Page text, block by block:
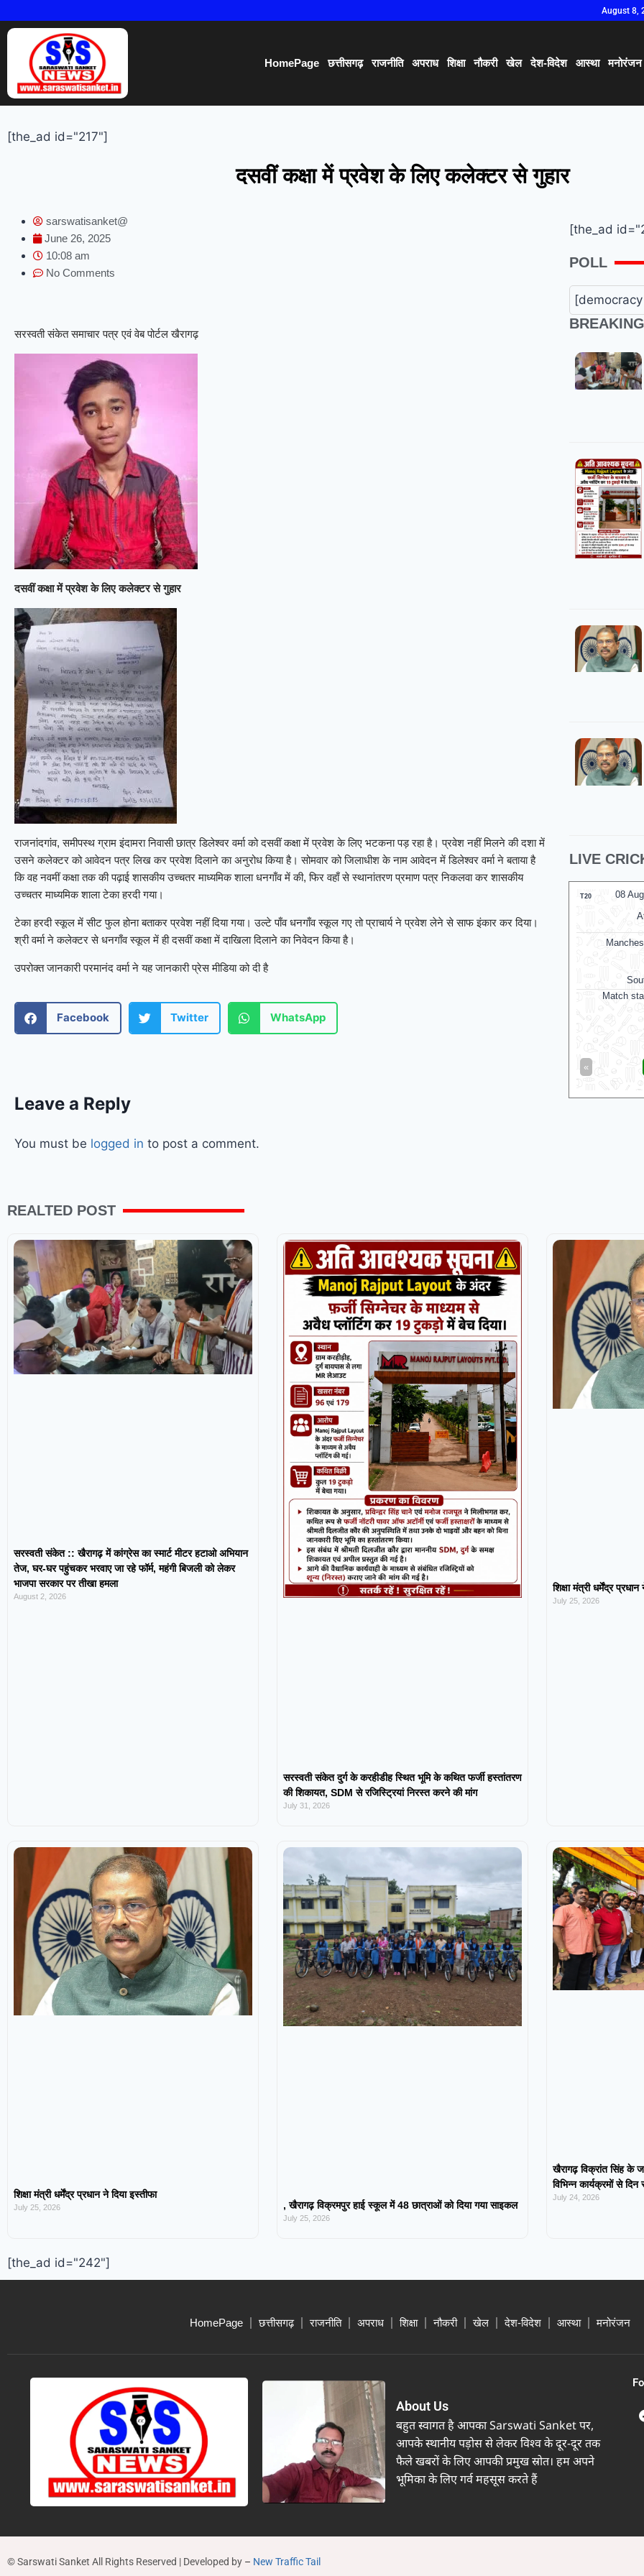
August 8,
HomePage छत्तीसगढ़ राजनीति अपराध शिक्षा नौकरी खेल देश-विदेश आस्था मनोरंजन
[the_ad id="217"]
दसवीं कक्षा में प्रवेश के लिए कलेक्टर से गुहार
sarswatisanket@
June 26, 2025
10:08 am
No Comments
सरस्वती संकेत समाचार पत्र एवं वेब पोर्टल खैरागढ़
दसवीं कक्षा में प्रवेश के लिए कलेक्टर से गुहार
राजनांदगांव, समीपस्थ ग्राम इंदामरा निवासी छात्र डिलेश्वर वर्मा को दसवीं कक्षा में प्रवेश के लिए भटकना पड़ रहा है। प्रवेश नहीं मिलने की दशा में
उसने कलेक्टर को आवेदन पत्र लिख कर प्रवेश दिलाने का अनुरोध किया है। सोमवार को जिलाधीश के नाम आवेदन में डिलेश्वर वर्मा ने बताया है
कि वह नवमीं कक्षा तक की पढ़ाई शासकीय उच्चतर माध्यमिक शाला धनगाँव में की, फिर वहाँ से स्थानांतरण प्रमाण पत्र निकलवा कर शासकीय
उच्चतर माध्यमिक शाला टेका हरदी गया।
टेका हरदी स्कूल में सीट फुल होना बताकर प्रवेश नहीं दिया गया। उल्टे पाँव धनगाँव स्कूल गए तो प्राचार्य ने प्रवेश लेने से साफ इंकार कर दिया।
श्री वर्मा ने कलेक्टर से धनगाँव स्कूल में ही दसवीं कक्षा में दाखिला दिलाने का निवेदन किया है।
उपरोक्त जानकारी परमानंद वर्मा ने यह जानकारी प्रेस मीडिया को दी है
Facebook Twitter WhatsApp
Leave a Reply
You must be logged in to post a comment.
[the_ad
POLL
LIVE
08
T20
Match
«
REALTED POST
सरस्वती संकेत :: खैरागढ़ में कांग्रेस का स्मार्ट मीटर हटाओ अभियान
तेज, घर-घर पहुंचकर भरवाए जा रहे फॉर्म, महंगी बिजली को लेकर
भाजपा सरकार पर तीखा हमला
August 2, 2026
सरस्वती संकेत दुर्ग के करहीडीह स्थित भूमि के कथित फर्जी हस्तांतरण
की शिकायत, SDM से रजिस्ट्रियां निरस्त करने की मांग
July 31, 2026
शिक्षा मंत्री धर्मेंद्र
July 25, 2026
शिक्षा मंत्री धर्मेंद्र प्रधान ने दिया इस्तीफा
July 25, 2026 , खैरागढ़ विक्रमपुर हाई स्कूल में 48 छात्राओं को दिया गया साइकल
July 25, 2026
खैरागढ़ विक्रांत सिंह के
विभिन्न कार्यक्रमों से दिन
July 24, 2026
[the_ad id="242"]
HomePage छत्तीसगढ़ राजनीति अपराध शिक्षा नौकरी खेल देश-विदेश आस्था मनोरंजन
About Us
बहुत स्वागत है आपका Sarswati Sanket पर,
आपके स्थानीय पड़ोस से लेकर विश्व के दूर-दूर तक
फैले खबरों के लिए आपकी प्रमुख स्रोत। हम अपने
भूमिका के लिए गर्व महसूस करते हैं
© Sarswati Sanket All Rights Reserved | Developed by – New Traffic Tail